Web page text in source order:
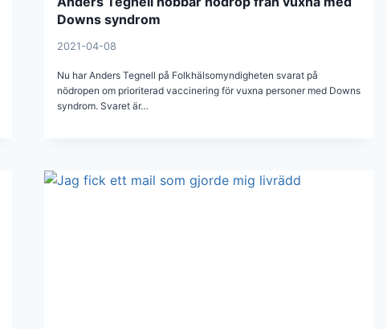
Downs syndrom
2021-04-08
Nu har Anders Tegnell på Folkhälsomyndigheten svarat på
nödropen om prioriterad vaccinering för vuxna personer med Downs
syndrom. Svaret är…